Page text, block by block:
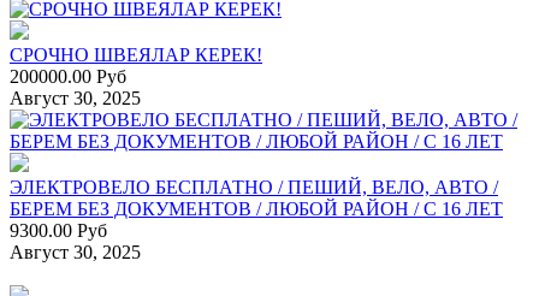
СРОЧНО ШВЕЯЛАР КЕРЕК!
200000.00 Руб
Август 30, 2025
ЭЛЕКТРОВЕЛО БЕСПЛАТНО / ПЕШИЙ, ВЕЛО, АВТО /
БЕРЕМ БЕЗ ДОКУМЕНТОВ / ЛЮБОЙ РАЙОН / С 16 ЛЕТ
9300.00 Руб
Август 30, 2025